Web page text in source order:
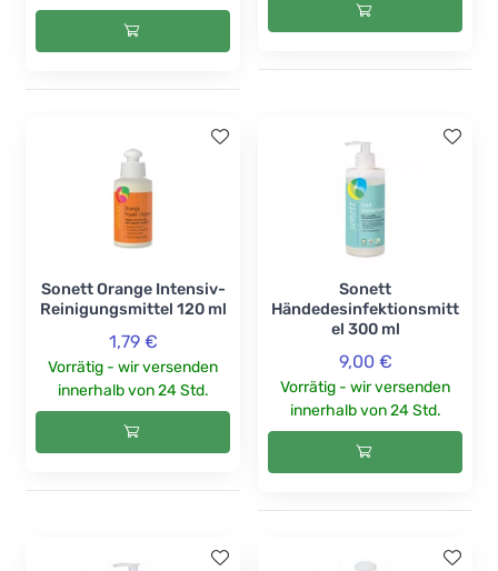
Sonett Orange Intensiv-
Reinigungsmittel 120 ml
1,79 €
Vorrätig - wir versenden
innerhalb von 24 Std.
Sonett
Händedesinfektionsmitt
el 300 ml
9,00 €
Vorrätig - wir versenden
innerhalb von 24 Std.